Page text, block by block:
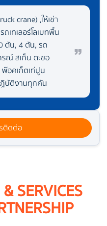
crane) ,ให้เช่า
เทเลอร์โลเบทพื้น
ตัน, 4 ตัน, รถ
ณ์ สเก็น ตะขอ
อคเก็ตเท่ปูน
บัติงานทุกคัน
ติดต่อ
SERVICES